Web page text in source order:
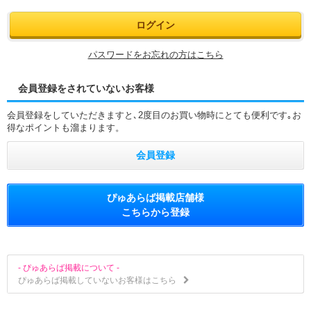
パスワードをお忘れの方はこちら
会員登録をされていないお客様
会員登録をしていただきますと､2度目のお買い物時にとても便利です｡お
得なポイントも溜まります。
会員登録
ぴゅあらば掲載店舗様
こちらから登録
- ぴゅあらば掲載について -
ぴゅあらば掲載していないお客様はこちら